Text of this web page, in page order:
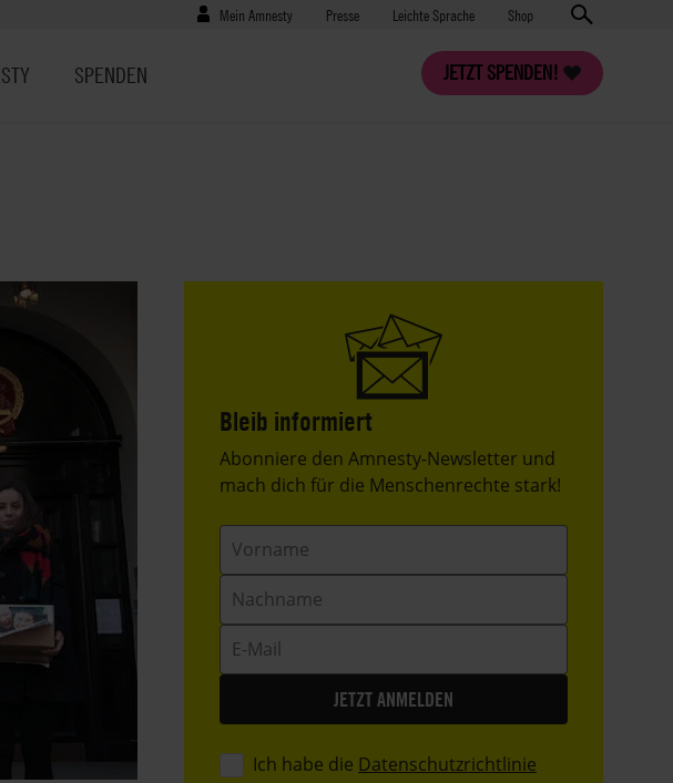
Benutzermenü
Mein Amnesty Presse
Presse Leichte Sprache Shop
JETZT SPENDEN!
SPENDEN
Bleib informiert
Header
Text
Abonniere den Amnesty-Newsletter und
mach dich für die Menschenrechte stark!
Vorname
Nachname
E-
Mail
Ich habe die Datenschutzrichtlinie